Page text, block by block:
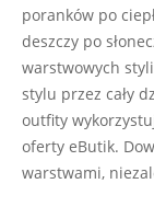
poranków po
deszczy po
warstwowych
stylu przez cały
outfity
oferty eButik.
warstwami,